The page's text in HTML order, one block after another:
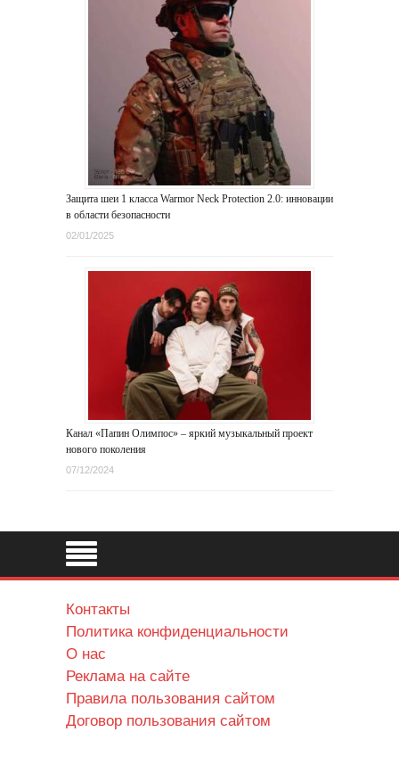
Защита шеи 1 класса Warmor Neck Protection 2.0: инновации
в области безопасности
02/01/2025
Канал «Папин Олимпос» – яркий музыкальный проект
нового поколения
07/12/2024
Контакты
Политика конфиденциальности
О нас
Реклама на сайте
Правила пользования сайтом
Договор пользования сайтом